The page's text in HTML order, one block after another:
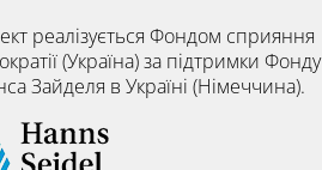
реалізується Фондом сприяння
(Україна) за підтримки Фонду
Зайделя в Україні (Німеччина).